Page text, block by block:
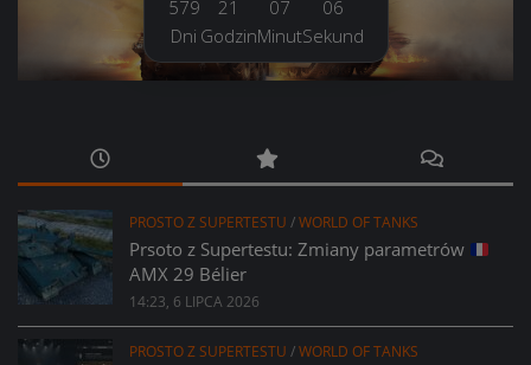
579
Dni
21
Godzin
07
Minut
07
Sekund
PROSTO Z SUPERTESTU /WORLD OF TANKS
Prsoto z Supertestu: Zmiany parametrów
AMX 29 Bélier
14:23, 6 LIPCA 2026
PROSTO Z SUPERTESTU /WORLD OF TANKS